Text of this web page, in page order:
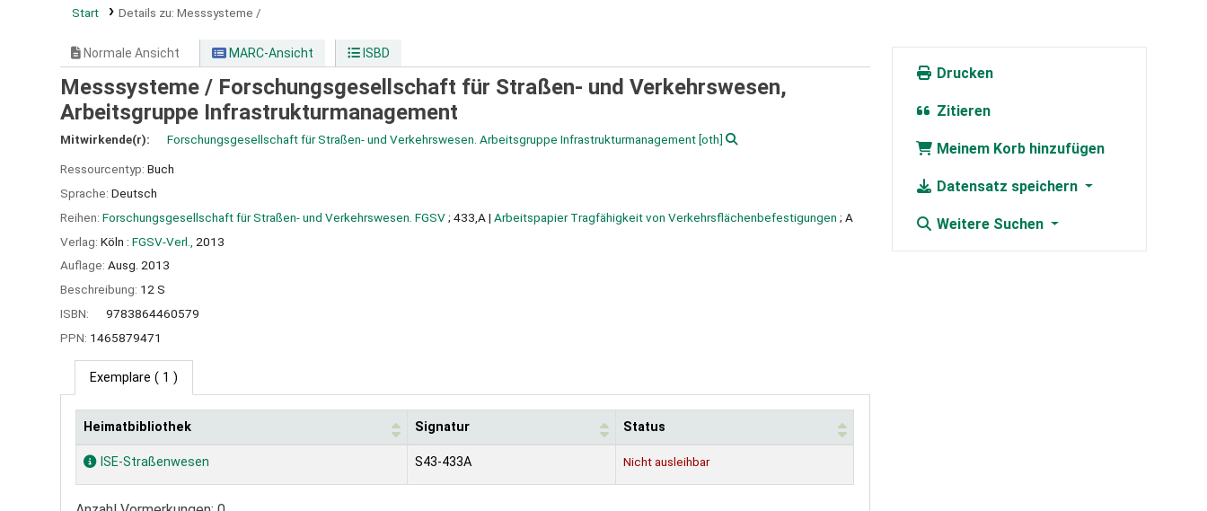
Start Details zu: Messsysteme /
Normale Ansicht MARC-Ansicht ISBD
Messsysteme / Forschungsgesellschaft für Straßen- und Verkehrswesen,
Arbeitsgruppe Infrastrukturmanagement
Mitwirkende(r): Forschungsgesellschaft für Straßen- und Verkehrswesen. Arbeitsgruppe Infrastrukturmanagement [oth]
Ressourcentyp: Buch
Sprache: Deutsch
Reihen: Forschungsgesellschaft für Straßen- und Verkehrswesen. FGSV; 433,A | Arbeitspapier Tragfähigkeit von Verkehrsflächenbefestigungen ; A
Verlag: Köln : FGSV-Verl.,
2013
Auflage: Ausg. 2013
Beschreibung: 12 S
ISBN:
9783864460579
PPN: 1465879471
Exemplare ( 1 )
Exemplare
Heimatbibliothek Signatur Status
ISE-Straßenwesen S43-433A Nicht ausleihbar
Drucken
Zitieren
Meinem Korb hinzufügen
Datensatz speichern
Weitere Suchen